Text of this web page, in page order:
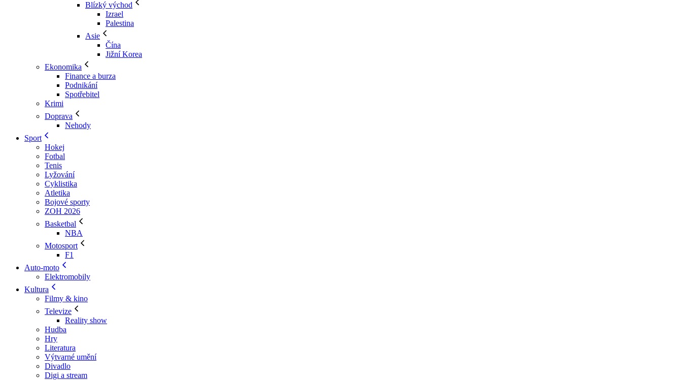
Blízký východ
Izrael
Palestina
Asie
Čína
Jižní Korea
Ekonomika
Finance a burza
Podnikání
Spotřebitel
Krimi
Doprava
Nehody
Sport
Hokej
Fotbal
Tenis
Lyžování
Cyklistika
Atletika
Bojové sporty
ZOH 2026
Basketbal
NBA
Motosport
F1
Auto-moto
Elektromobily
Kultura
Filmy & kino
Televize
Reality show
Hudba
Hry
Literatura
Výtvarné umění
Divadlo
Digi a stream